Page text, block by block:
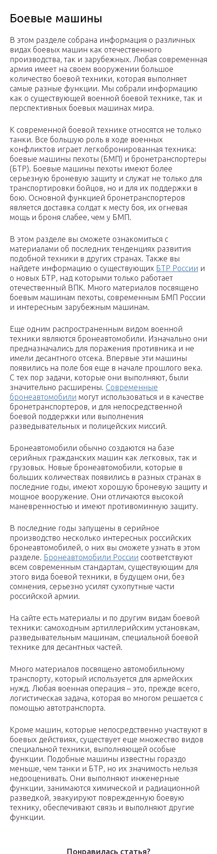
Боевые машины
В этом разделе собрана информация о различных
видах боевых машин как отечественного
производства, так и зарубежных. Любая современная
армия имеет на своем вооружении большое
количество боевой техники, которая выполняет
самые разные функции. Мы собрали информацию
как о существующей военной боевой технике, так и
перспективных боевых машинах мира.
К современной боевой технике относятся не только
танки. Все большую роль в ходе военных
конфликтов играет легкобронированная техника:
боевые машины пехоты (БМП) и бронетранспортеры
(БТР). Боевые машины пехоты имеют более
серьезную броневую защиту и служат не только для
транспортировки бойцов, но и для их поддержки в
бою. Основной функцией бронетранспортеров
является доставка солдат к месту боя, их огневая
мощь и броня слабее, чем у БМП.
В этом разделе вы сможете ознакомиться с
материалами об последних тенденциях развития
подобной техники в других странах. Также вы
найдете информацию о существующих БТР России и
о новых БТР, над которыми только работает
отечественный ВПК. Много материалов посвящено
боевым машинам пехоты, современным БМП России
и интересным зарубежным машинам.
Еще одним распространенным видом военной
техники являются бронеавтомобили. Изначально они
предназначались для поражения противника и не
имели десантного отсека. Впервые эти машины
появились на поле боя еще в начале прошлого века.
С тех пор задачи, которые они выполняют, были
значительно расширены. Современные
бронеавтомобили могут использоваться и в качестве
бронетранспортеров, и для непосредственной
боевой поддержки или выполнения
разведывательных и полицейских миссий.
Бронеавтомобили обычно создаются на базе
серийных гражданских машин как легковых, так и
грузовых. Новые бронеавтомобили, которые в
больших количествах появились в разных странах в
последние годы, имеют хорошую броневую защиту и
мощное вооружение. Они отличаются высокой
маневренностью и имеют противоминную защиту.
В последние годы запущены в серийное
производство несколько интересных российских
бронеавтомобилей, о них вы сможете узнать в этом
разделе. Бронеавтомобили России соответствуют
всем современным стандартам, существующим для
этого вида боевой техники, в будущем они, без
сомнения, серьезно усилят сухопутные части
российской армии.
На сайте есть материалы и по другим видам боевой
техники: самоходным артиллерийским установкам,
разведывательным машинам, специальной боевой
технике для десантных частей.
Много материалов посвящено автомобильному
транспорту, который используется для армейских
нужд. Любая военная операция – это, прежде всего,
логистическая задача, которая во многом решается с
помощью автотранспорта.
Кроме машин, которые непосредственно участвуют в
боевых действиях, существует еще множество видов
специальной техники, выполняющей особые
функции. Подобные машины известны гораздо
меньше, чем танки и БТР, но их значимость нельзя
недооценивать. Они выполняют инженерные
функции, занимаются химической и радиационной
разведкой, эвакуируют поврежденную боевую
технику, обеспечивают связь и выполняют другие
функции.
Понравилась статья?